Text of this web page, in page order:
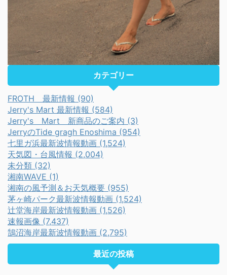
カテゴリー
FROTH 最新情報 (90)
Jerry's Mart 最新情報 (584)
Jerry's Mart 新商品のご案内 (3)
JerryのTide gragh Enoshima (954)
七里ガ浜最新波情報動画 (1,524)
天気図・台風情報 (2,004)
未分類 (32)
湘南WAVE (1)
湘南の風予測＆お天気概要 (955)
茅ヶ崎パーク最新波情報動画 (1,524)
辻堂海岸最新波情報動画 (1,526)
速報画像 (7,437)
鵠沼海岸最新波情報動画 (2,795)
最近の投稿